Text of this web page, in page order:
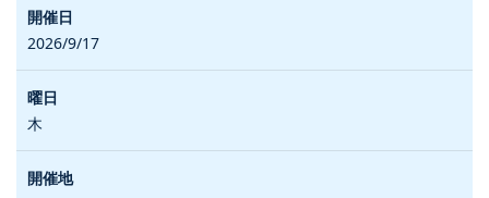
2026/9/17
木